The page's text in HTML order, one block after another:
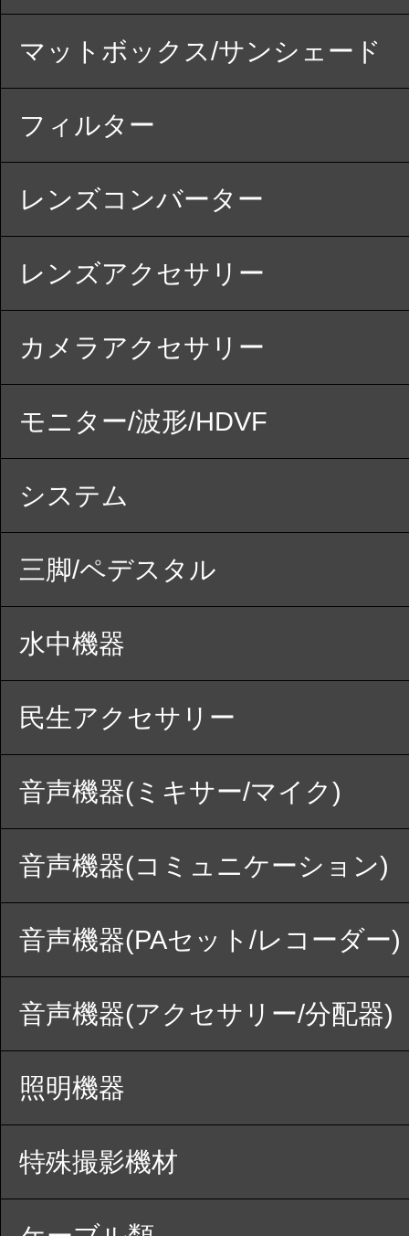
マットボックス/サンシェード
フィルター
レンズコンバーター
レンズアクセサリー
カメラアクセサリー
モニター/波形/HDVF
システム
三脚/ペデスタル
水中機器
民生アクセサリー
音声機器(ミキサー/マイク)
音声機器(コミュニケーション)
音声機器(PAセット/レコーダー)
音声機器(アクセサリー/分配器)
照明機器
特殊撮影機材